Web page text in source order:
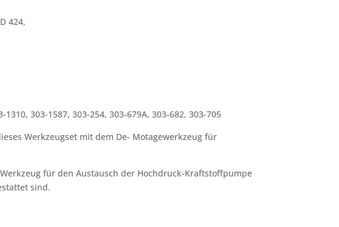
424,
303-1587, 303-254, 303-679A, 303-682, 303-705
Werkzeugset mit dem De- Motagewerkzeug für
für den Austausch der Hochdruck-Kraftstoffpumpe
sind.